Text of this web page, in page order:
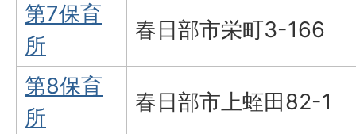
第7保育
所
春日部市栄町3-166
第8保育
所
春日部市上蛭田82-1